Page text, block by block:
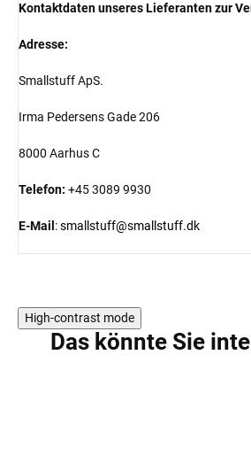
Kontaktdaten unseres Lieferanten zur
Adresse:
Smallstuff ApS.
Irma Pedersens Gade 206
8000 Aarhus C
Telefon: +45 3089 9930
E-Mail :smallstuff@smallstuff.dk
High-contrast mode
Das könnte Sie